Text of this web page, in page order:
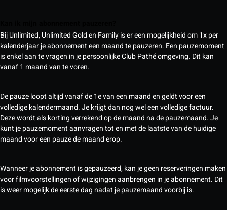
Bij Unlimited, Unlimited Gold en Family is er een mogelijkheid om 1x per
kalenderjaar je abonnement een maand te pauzeren. Een pauzemoment
is enkel aan te vragen in je persoonlijke Club Pathé omgeving. Dit kan
vanaf 1 maand van te voren.
De pauze loopt altijd vanaf de 1e van een maand en geldt voor een
volledige kalendermaand. Je krijgt dan nog wel een volledige factuur.
Deze wordt als korting verrekend op de maand na de pauzemaand. Je
kunt je pauzemoment aanvragen tot en met de laatste van de huidige
maand voor een pauze de maand erop.
Wanneer je abonnement is gepauzeerd, kan je geen reserveringen maken
voor filmvoorstellingen of wijzigingen aanbrengen in je abonnement. Dit
is weer mogelijk de eerste dag nadat je pauzemaand voorbij is.